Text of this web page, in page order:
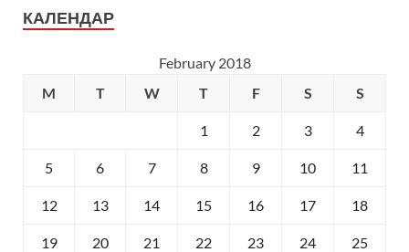
КАЛЕНДАР
February 2018
M
T W T F S S
1 2 3 4
5 6 7 8 9 10 11
12 13 14 15 16 17 18
19 20 21 22 23 24 25